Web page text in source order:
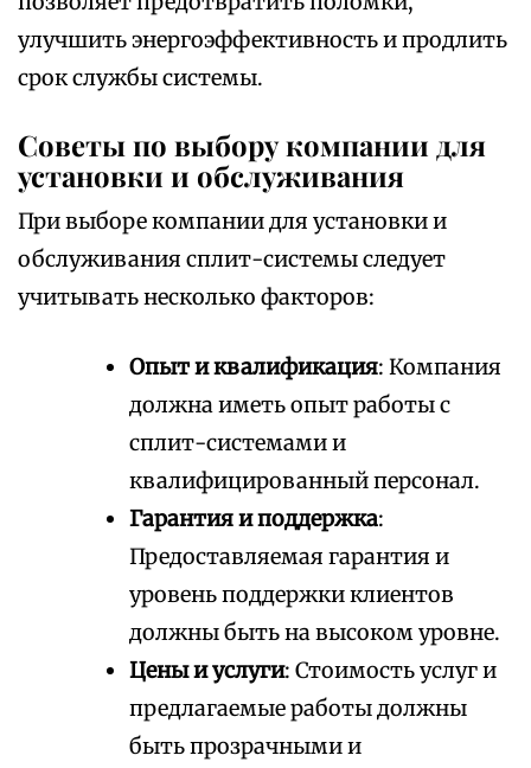
улучшить энергоэффективность и продлить
срок службы системы.
Советы по выбору компании для
установки и обслуживания
При выборе компании для установки и
обслуживания сплит-системы следует
учитывать несколько факторов:
Опыт и квалификация: Компания
должна иметь опыт работы с
сплит-системами и
квалифицированный персонал.
Гарантия и поддержка:
Предоставляемая гарантия и
уровень поддержки клиентов
должны быть на высоком уровне.
Цены и услуги: Стоимость услуг и
предлагаемые работы должны
быть прозрачными и